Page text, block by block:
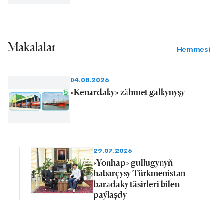
Makalalar Hemmesi
04.08.2026
«Kenardaky» zähmet galkynyşy
29.07.2026
«Yonhap» gullugynyň
habarçysy Türkmenistan
baradaky täsirleri bilen
paýlaşdy